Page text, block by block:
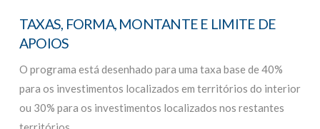
TAXAS, FORMA, MONTANTE E LIMITE DE
APOIOS
O programa está desenhado para uma taxa base de 40%
para os investimentos localizados em territórios do interior
ou 30% para os investimentos localizados nos restantes